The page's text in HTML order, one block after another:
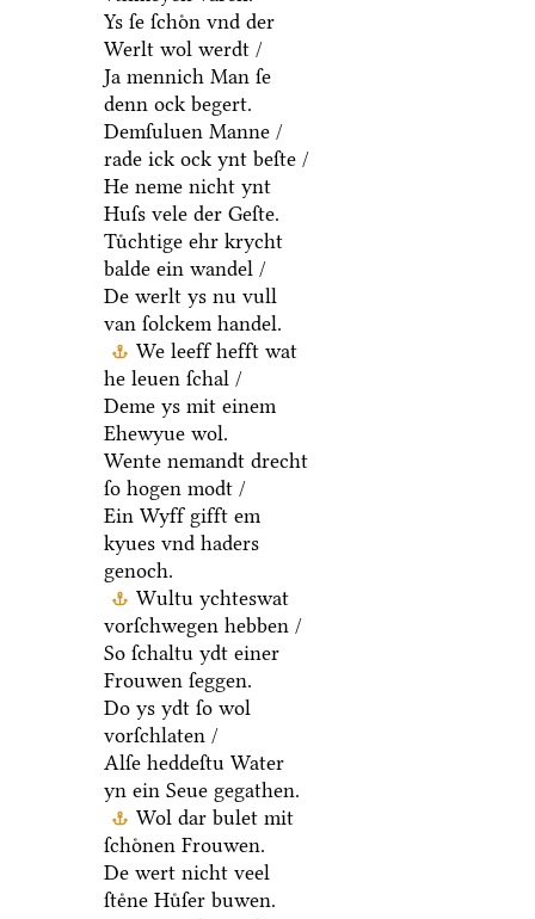
Ys ſe ſchoͤn vnd der
Werlt wol werdt /
Ja mennich Man ſe
denn ock begert.
Demſuluen Manne /
rade ick ock ynt beſte /
He neme nicht ynt
Huſs vele der Geſte.
Tuͤchtige ehr krycht
balde ein wandel /
De werlt ys nu vull
van ſolckem handel.
We leeff hefft wat
he leuen ſchal /
Deme ys mit einem
Ehewyue wol.
Wente nemandt drecht
ſo hogen modt /
Ein Wyff gifft em
kyues vnd haders
genoch.
Wultu ychteswat
vorſchwegen hebben /
So ſchaltu ydt einer
Frouwen ſeggen.
Do ys ydt ſo wol
vorſchlaten /
Alſe heddeſtu Water
yn ein Seue gegathen.
Wol dar bulet mit
ſchoͤnen Frouwen.
De wert nicht veel
ſteͤne Huͤſer buwen.